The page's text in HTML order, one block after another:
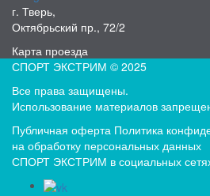
г. Тверь,
Октябрьский пр., 72/2
Карта проезда
СПОРТ ЭКСТРИМ © 2025
Все права защищены.
Использование материалов
Публичная оферта Политика
на обработку персональных данных
СПОРТ ЭКСТРИМ в социальных